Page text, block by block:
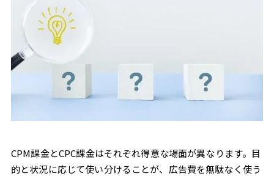
CPM課金とCPC課金はそれぞれ得意な場面が異なります。目
的と状況に応じて使い分けることが、広告費を無駄なく使う